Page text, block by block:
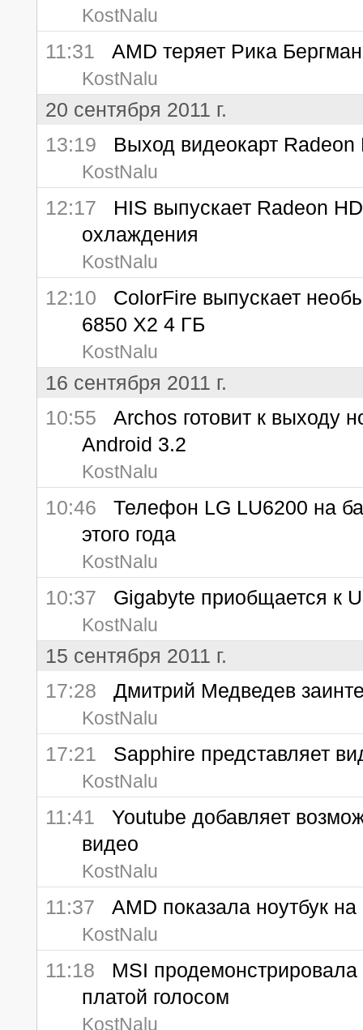
KostNalu
11:31 AMD теряет Рика
KostNalu
20 сентября 2011 г.
13:19 Выход видеокарт Radeon
KostNalu
12:17 HIS выпускает Radeon
охлаждения
KostNalu
12:10 ColorFire выпускает
6850 X2 4 ГБ
KostNalu
16 сентября 2011 г.
10:55 Archos готовит к выходу
Android 3.2
KostNalu
10:46 Телефон LG LU6200 на
этого года
KostNalu
10:37 Gigabyte приобщается к
KostNalu
15 сентября 2011 г.
17:28 Дмитрий Медведев
KostNalu
17:21 Sapphire представляет
KostNalu
11:41 Youtube добавляет
видео
KostNalu
11:37 AMD показала ноутбук
KostNalu
11:18 MSI продемонстрировала
платой голосом
KostNalu